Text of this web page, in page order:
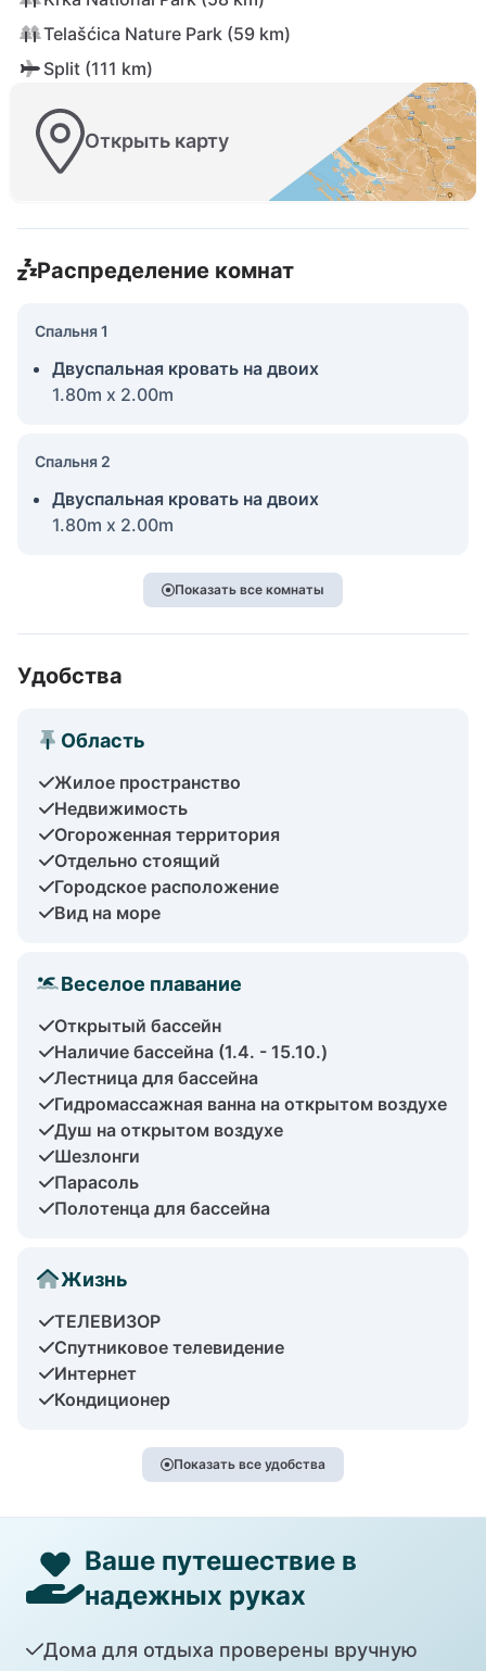
Telašćica Nature Park (59 km)
Split (111 km)
Открыть карту
Распределение комнат
Спальня 1
Двуспальная кровать на двоих
1.80m x 2.00m
Спальня 2
Двуспальная кровать на двоих
1.80m x 2.00m
Показать все комнаты
Удобства
Область
Жилое пространство
Недвижимость
Огороженная территория
Отдельно стоящий
Городское расположение
Вид на море
Веселое плавание
Открытый бассейн
Наличие бассейна (1.4. - 15.10.)
Лестница для бассейна
Гидромассажная ванна на открытом воздухе
Душ на открытом воздухе
Шезлонги
Парасоль
Полотенца для бассейна
Жизнь
ТЕЛЕВИЗОР
Спутниковое телевидение
Интернет
Кондиционер
Показать все удобства
Ваше путешествие в
надежных руках
Дома для отдыха проверены вручную